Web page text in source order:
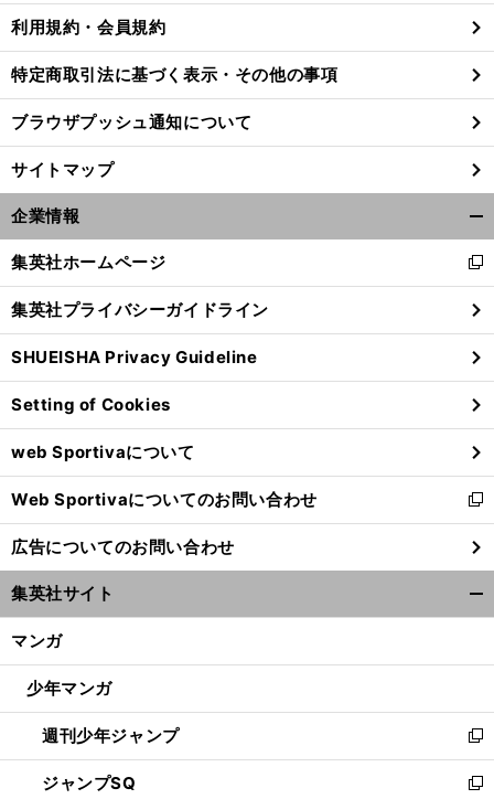
】
、
・
前
へ
利用規約・会員規約
特定商取引法に基づく表示・その他の事項
ブラウザプッシュ通知について
サイトマップ
企業情報
閉
る
集英社ホームページ
新
し
い
ウ
ィ
ン
ド
ウ
で
開
く
集英社プライバシーガイドライン
SHUEISHA Privacy Guideline
Setting of Cookies
web Sportivaについて
Web Sportivaについてのお問い合わせ
新
し
い
ウ
ィ
ン
ウ
開
く
広告についてのお問い合わせ
集英社サイト
マンガ
少年マンガ
週刊少年ジャンプ
新
し
い
ジャンプSQ
新